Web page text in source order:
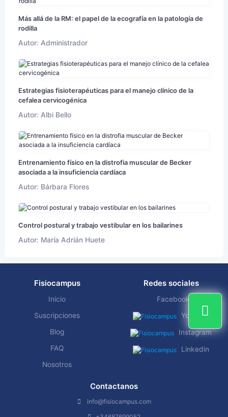
Más allá de la RM: el papel de la ecografía en la patología de
rodilla
Autor: Administrador
Estrategias fisioterapéuticas para el manejo clínico de la
cefalea cervicogénica
Autor: Albi Bello
Entrenamiento físico en la distrofia muscular de Becker
asociada a la insuficiencia cardíaca
Autor: Bárbara Flores
Control postural y trabajo vestibular en los bailarines
Autor: María Adrián Huete
Fisiocampus
Inicio
Suscripciones
Blog
FAQ
Nosotros
Redes sociales
Facebook
YouTube
Instagram
Linkedin
Contactanos
info@fisiocampus.com